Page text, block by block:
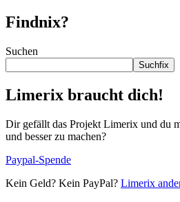
Findnix?
Suchen
Suchfix
Limerix braucht dich!
Dir gefällt das Projekt Limerix und du
und besser zu machen?
Paypal-Spende
Kein Geld? Kein PayPal? Limerix